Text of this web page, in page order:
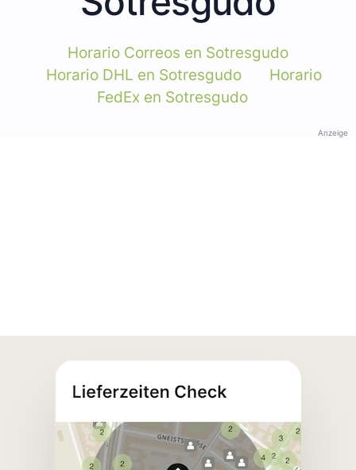
Horario Correos en Sotresgudo
Horario DHL en Sotresgudo
Horario
FedEx en Sotresgudo
Anzeige